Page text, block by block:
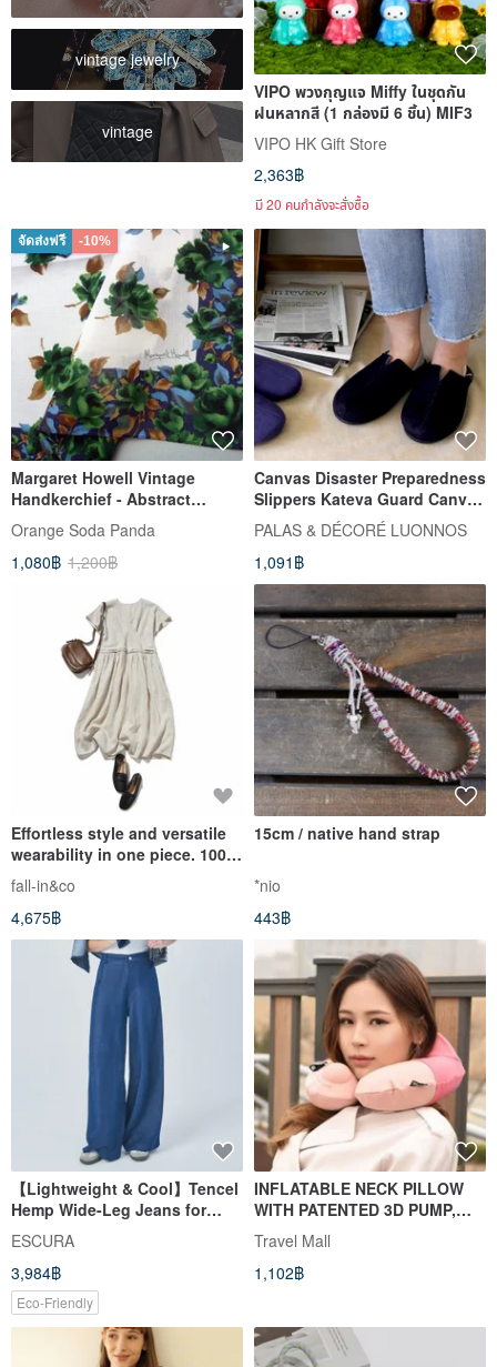
vintage jewelry
vintage
VIPO พวงกุญแจ Miffy ในชุดกัน
ฝนหลากสี (1 กล่องมี 6 ชิ้น) MIF3
VIPO HK Gift Store
2,363฿
มี 20 คนกำลังจะสั่งซื้อ
จัดส่งฟรี -10%
Margaret Howell Vintage
Handkerchief - Abstract
Painterly Roses (19 inches)
Orange​ Soda​ Panda
1,080฿ 1,200฿
Canvas Disaster Preparedness
Slippers Kateva Guard Canvas
Moc Slip-on
PALAS & DÉCORÉ LUONNOS
1,091฿
Effortless style and versatile
wearability in one piece. 100%
Linen High-Waist Maxi Dress
in Ecru 260607-1
fall-in&co
4,675฿
15cm / native hand strap
*nio
443฿
【Lightweight & Cool】Tencel
Hemp Wide-Leg Jeans for
WomenSGS Sun Protection &
Antibacterial
ESCURA
3,984฿
Eco-Friendly
INFLATABLE NECK PILLOW
WITH PATENTED 3D PUMP,
PINK ED
Travel Mall
1,102฿